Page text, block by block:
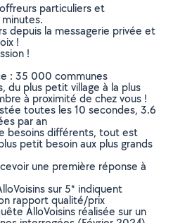
particuliers et
depuis la messagerie privée et
!
!
: 35 000 communes
du plus petit village à la plus
à proximité de chez vous !
toutes les 10 secondes, 3.6
par an
besoins différents, tout est
petit besoin aux plus grands
une première réponse à
sur 5* indiquent
rapport qualité/prix
AlloVoisins réalisée sur un